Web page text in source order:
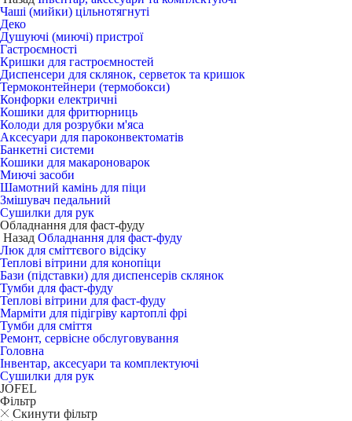
Чаші (мийки) цільнотягнуті
Деко
Душуючі (миючі) пристрої
Гастроємності
Кришки для гастроємностей
Диспенсери для склянок, серветок та кришок
Термоконтейнери (термобокси)
Конфорки електричні
Кошики для фритюрниць
Колоди для розрубки м'яса
Аксесуари для пароконвектоматів
Банкетні системи
Кошики для макароноварок
Миючі засоби
Шамотний камінь для піци
Змішувач педальний
Сушилки для рук
Обладнання для фаст-фуду
Назад Обладнання для фаст-фуду
Люк для сміттєвого відсіку
Теплові вітрини для конопіци
Бази (підставки) для диспенсерів склянок
Тумби для фаст-фуду
Теплові вітрини для фаст-фуду
Марміти для підігріву картоплі фрі
Тумби для сміття
Ремонт, сервісне обслуговування
Головна
Інвентар, аксесуари та комплектуючі
Сушилки для рук
JOFEL
Фільтр
Скинути фільтр